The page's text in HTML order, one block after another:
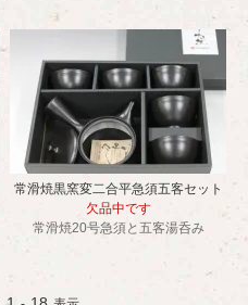
常滑焼黒窯変二合平急須五客セット
欠品中です
常滑焼20号急須と五客湯呑み